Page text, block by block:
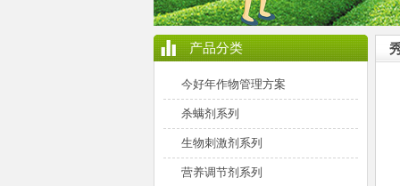
产品分类
今好年作物管理方案
杀螨剂系列
生物刺激剂系列
营养调节剂系列